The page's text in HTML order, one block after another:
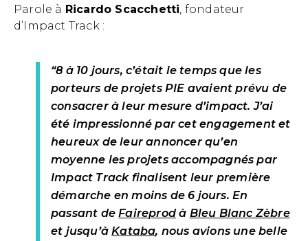
Parole à Ricardo Scacchetti , fondateur
d’Impact Track :
“8 à 10 jours, c’était le temps que les
porteurs de projets PIE avaient prévu de
consacrer à leur mesure d’impact. J’ai
été impressionné par cet engagement et
heureux de leur annoncer qu’en
moyenne les projets accompagnés par
Impact Track finalisent leur première
démarche en moins de 6 jours. En
passant de Faireprod à Bleu Blanc Zèbre
et jusqu’à Kataba, nous avions une belle